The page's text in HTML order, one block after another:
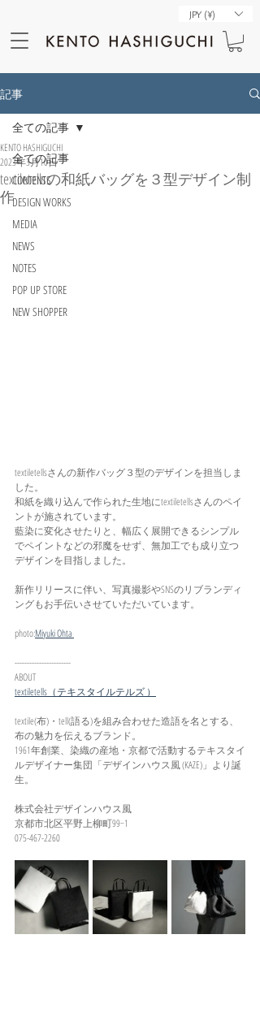
JPY (¥)
記事
全ての記事
CONTENTS
DESIGN WORKS
MEDIA
NEWS
NOTES
POP UP STORE
NEW SHOPPER
全ての記事
textiletellsの和紙バッグを３型デザイン制
作
KENTO HASHIGUCHI
2023年3月10日
textiletellsさんの新作バッグ３型のデザインを担当しま
した。
和紙を織り込んで作られた生地にtextiletellsさんのペイ
ントが施されています。
藍染に変化させたりと、幅広く展開できるシンプル
でペイントなどの邪魔をせず、無加工でも成り立つ
デザインを目指しました。
新作リリースに伴い、写真撮影やSNSのリブランディ
ングもお手伝いさせていただいています。
photo:Miyuki Ohta
-----------------------
ABOUT
textiletells（テキスタイルテルズ ）
textile(布)・tell(語る)を組み合わせた造語を名とする、
布の魅力を伝えるブランド。
1961年創業、染織の産地・京都で活動するテキスタイ
ルデザイナー集団「デザインハウス風 (KAZE)」より誕
生。
株式会社デザインハウス風
京都市北区平野上柳町99−1
075-467-2260